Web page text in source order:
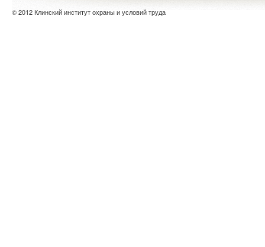
© 2012 Клинский институт охраны и условий труда